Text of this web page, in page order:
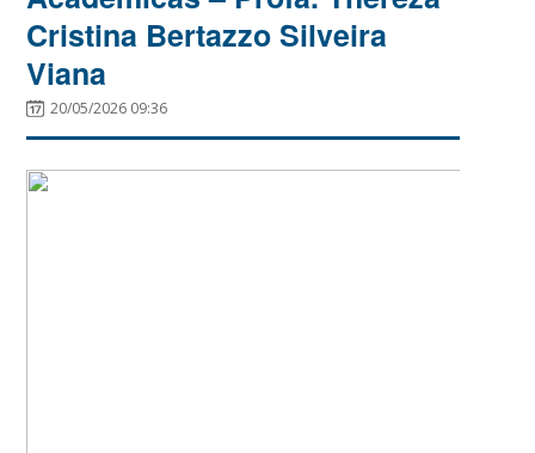
Cristina Bertazzo Silveira
Viana
20/05/2026 09:36